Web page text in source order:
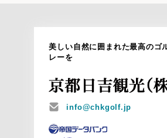
美しい自然に囲まれた最高のゴ
レーを
MAIL
info@chkgolf.jp